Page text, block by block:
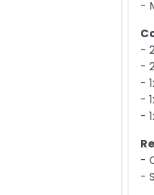
-
-
-
-
-
-
-
-